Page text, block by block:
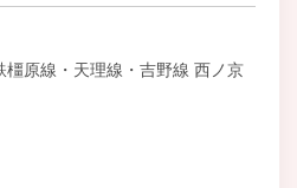
原線・天理線・吉野線 西ノ京